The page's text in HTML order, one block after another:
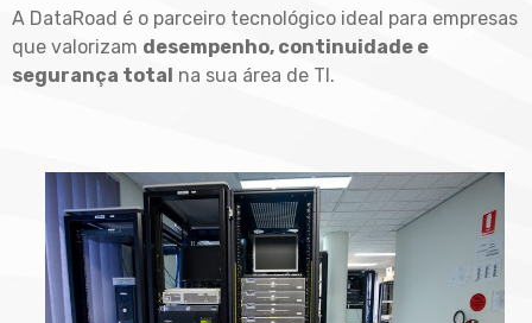
A DataRoad é o parceiro tecnológico ideal para empresas
que valorizam desempenho, continuidade e
segurança total na sua área de TI.